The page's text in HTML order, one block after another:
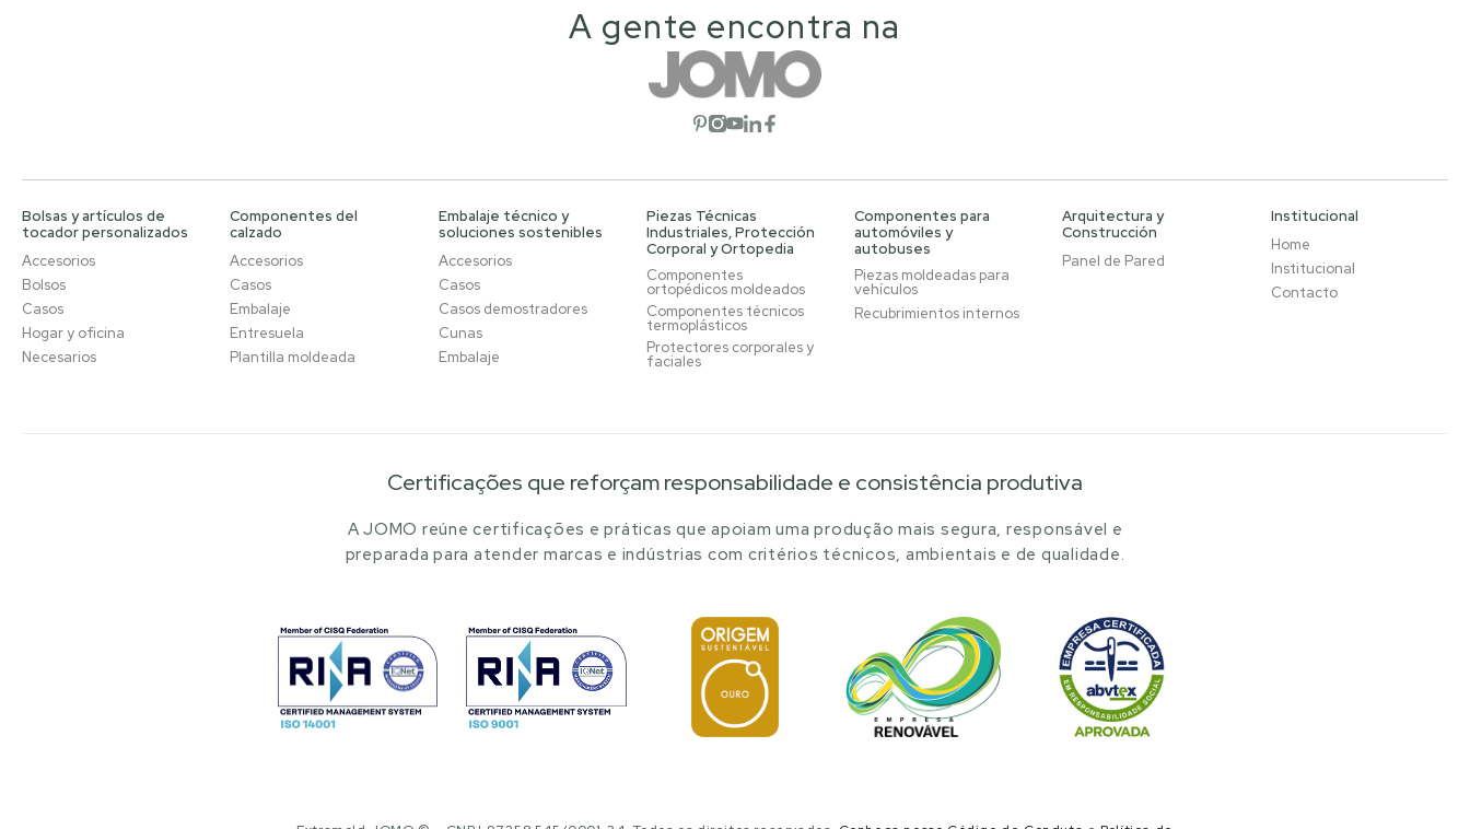
A gente encontra na
Abrir red social
Abrir red social
Abrir red social
Abrir red social
Abrir red social
Bolsas y artículos de
tocador personalizados
Accesorios
Bolsos
Casos
Hogar y oficina
Necesarios
Componentes del
calzado
Accesorios
Casos
Embalaje
Entresuela
Plantilla moldeada
Embalaje técnico y
soluciones sostenibles
Accesorios
Casos
Casos demostradores
Cunas
Embalaje
Piezas Técnicas
Industriales, Protección
Corporal y Ortopedia
Componentes
ortopédicos moldeados
Componentes técnicos
termoplásticos
Protectores corporales y
faciales
Componentes para
automóviles y
autobuses
Piezas moldeadas para
vehículos
Recubrimientos internos
Arquitectura y
Construcción
Panel de Pared
Institucional
Home
Institucional
Contacto
Certificações que reforçam responsabilidade e consistência produtiva
A JOMO reúne certificações e práticas que apoiam uma produção mais segura, responsável e
preparada para atender marcas e indústrias com critérios técnicos, ambientais e de qualidade.